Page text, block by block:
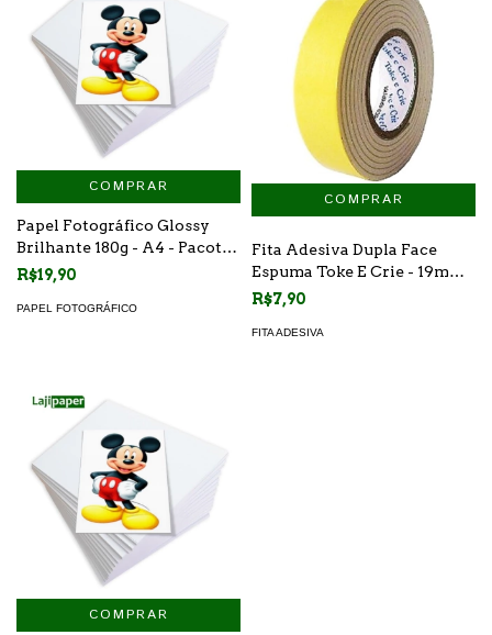
COMPRAR
Papel Fotográfico Glossy
Brilhante 180g - A4 - Pacote
50
R$19,90
PAPEL FOTOGRÁFICO
Fita Adesiva Dupla Face
Espuma Toke E Crie - 19mm
X 1,5m
R$7,90
FITA ADESIVA
COMPRAR